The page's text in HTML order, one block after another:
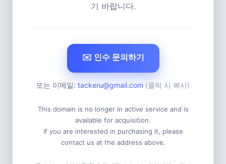
기 바랍니다.
✉️ 인수 문의하기
또는 이메일: tackeru@gmail.com (클릭 시 복사)
This domain is no longer in active service and is
available for acquisition.
If you are interested in purchasing it, please
contact us at the address above.